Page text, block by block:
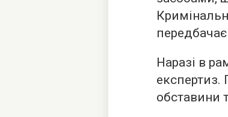
Наразі в
експертиз.
обставини